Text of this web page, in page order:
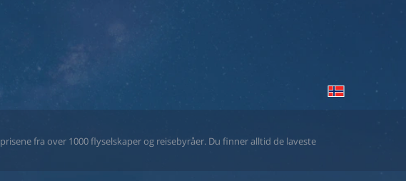
fra over 1000 flyselskaper og reisebyråer. Du finner alltid de laveste